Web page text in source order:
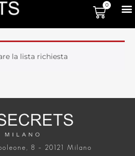
0
la lista richiesta
8 – 20121 Milano